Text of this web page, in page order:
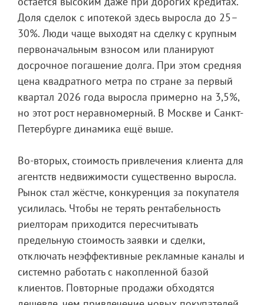
Доля сделок с ипотекой здесь выросла до 25–
30%. Люди чаще выходят на сделку с крупным
первоначальным взносом или планируют
досрочное погашение долга. При этом средняя
цена квадратного метра по стране за первый
квартал 2026 года выросла примерно на 3,5%,
но этот рост неравномерный. В Москве и Санкт-
Петербурге динамика ещё выше.
Во-вторых, стоимость привлечения клиента для
агентств недвижимости существенно выросла.
Рынок стал жёстче, конкуренция за покупателя
усилилась. Чтобы не терять рентабельность
риелторам приходится пересчитывать
предельную стоимость заявки и сделки,
отключать неэффективные рекламные каналы и
системно работать с накопленной базой
клиентов. Повторные продажи обходятся